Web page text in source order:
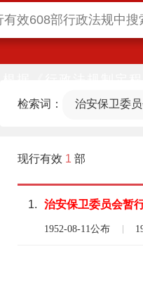
法部
检索词： 治安保卫委
现行有效 1 部
1. 治安保卫委员会暂
1952-08-11公布